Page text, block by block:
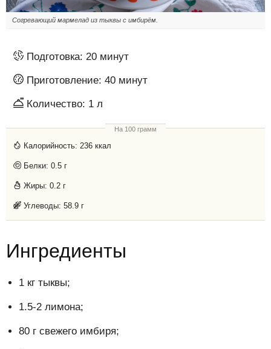
Согревающий мармелад из тыквы с имбирём.
Подготовка: 20 минут
Приготовление: 40 минут
Количество: 1 л
На 100 грамм
Калорийность: 236 ккал
Белки: 0.5 г
Жиры: 0.2 г
Углеводы: 58.9 г
Ингредиенты
1 кг тыквы;
1.5-2 лимона;
80 г свежего имбиря;